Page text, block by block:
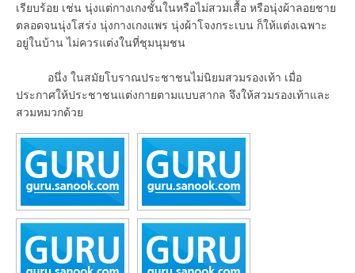
เรียบร้อย เช่น นุ่งแต่กางเกงชั้นในหรือไม่สวมเสื้อ หรือนุ่งผ้าลอยชาย
ตลอดจนนุ่งโสร่ง นุ่งกางเกงแพร นุ่งผ้าโจงกระเบน ก็ให้แต่งเฉพาะ
อยู่ในบ้าน ไม่ควรแต่งในที่ชุมนุมชน
อนึ่ง ในสมัยโบราณประชาชนไม่นิยมสวมรองเท้า เมื่อ
ประกาศให้ประชาชนแต่งกายตามแบบสากล จึงให้สวมรองเท้าและ
สวมหมวกด้วย